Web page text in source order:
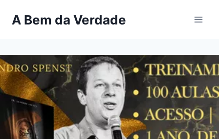
paraA Bem da Verdade